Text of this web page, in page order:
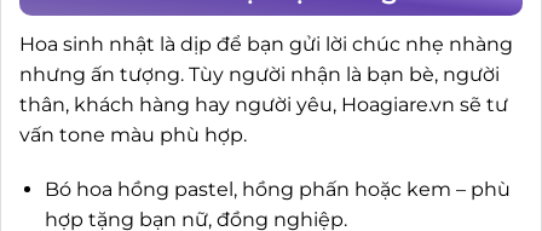
Hoa sinh nhật là dịp để bạn gửi lời chúc nhẹ nhàng
nhưng ấn tượng. Tùy người nhận là bạn bè, người
thân, khách hàng hay người yêu, Hoagiare.vn sẽ tư
vấn tone màu phù hợp.
Bó hoa hồng pastel, hồng phấn hoặc kem – phù
hợp tặng bạn nữ, đồng nghiệp.